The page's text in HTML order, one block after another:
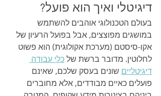
דיגיטלי ואיך הוא פועל?
בעולם הטכנולוגי אוהבים להשתמש
במושגים מפוצצים, אבל בפועל הרעיון של
אקו-סיסטם (מערכת אקולוגית) הוא פשוט
לחלוטין. מדובר ברשת של כלי עבודה
דיגיטליים שונים בעסק שלכם, שאינם
פועלים כאיים מבודדים, אלא מחוברים